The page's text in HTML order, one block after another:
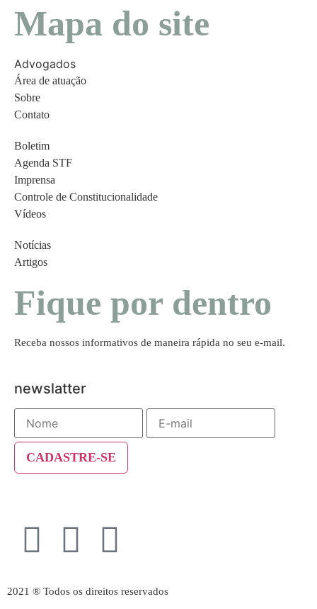
Mapa do site
Advogados
Área de atuação
Sobre
Contato
Boletim
Agenda STF
Imprensa
Controle de Constitucionalidade
Vídeos
Notícias
Artigos
Fique por dentro
Receba nossos informativos de maneira rápida no seu e-mail.
newslatter
2021 ® Todos os direitos reservados